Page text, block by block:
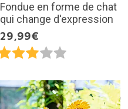
Fondue en forme de chat
qui change d'expression
29,99€